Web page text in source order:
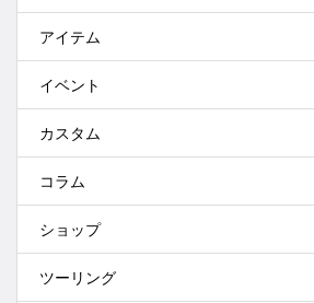
アイテム
イベント
カスタム
コラム
ショップ
ツーリング